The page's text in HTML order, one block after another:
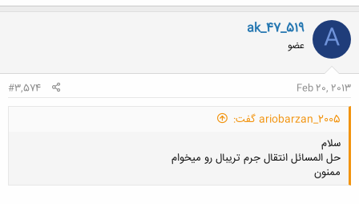
A
ak_47_519
عضو
Feb 20, 2013
#3,574
ariobarzan_2005 گفت:
سلام
حل المسائل انتقال جرم تریبال رو میخوام
ممنون